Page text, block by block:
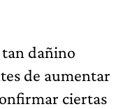
tan dañino
de aumentar
ciertas